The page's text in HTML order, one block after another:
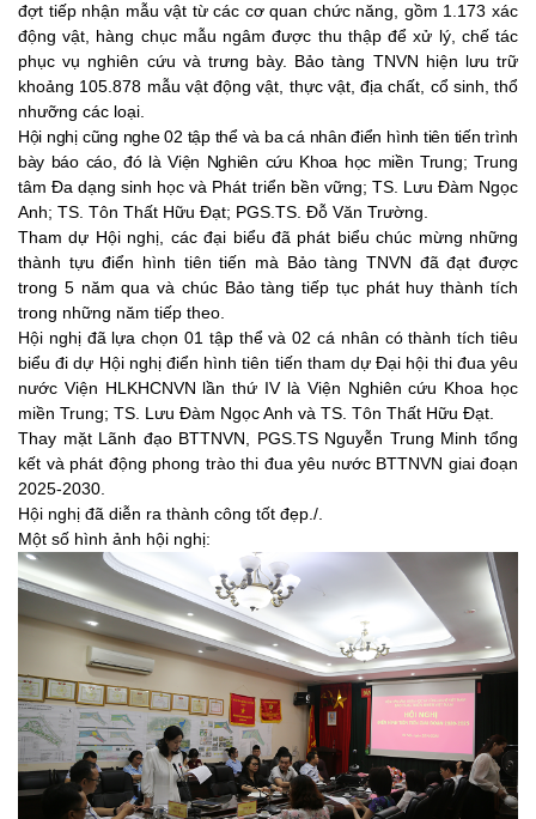
đợt tiếp nhận mẫu vật từ các cơ quan chức năng, gồm 1.173 xác
động vật, hàng chục mẫu ngâm được thu thập để xử lý, chế tác
phục vụ nghiên cứu và trưng bày. Bảo tàng TNVN hiện lưu trữ
khoảng 105.878 mẫu vật động vật, thực vật, địa chất, cổ sinh, thổ
nhưỡng các loại.
Hội nghị cũng nghe 02 tập thể và ba cá nhân điển hình tiên tiến trình
bày báo cáo, đó là Viện Nghiên cứu Khoa học miền Trung; Trung
tâm Đa dạng sinh học và Phát triển bền vững; TS. Lưu Đàm Ngọc
Anh; TS. Tôn Thất Hữu Đạt; PGS.TS. Đỗ Văn Trường.
Tham dự Hội nghị, các đại biểu đã phát biểu chúc mừng những
thành tựu điển hình tiên tiến mà Bảo tàng TNVN đã đạt được
trong 5 năm qua và chúc Bảo tàng tiếp tục phát huy thành tích
trong những năm tiếp theo.
Hội nghị đã lựa chọn 01 tập thể và 02 cá nhân có thành tích tiêu
biểu đi dự Hội nghị điển hình tiên tiến tham dự Đại hội thi đua yêu
nước Viện HLKHCNVN lần thứ IV là Viện Nghiên cứu Khoa học
miền Trung; TS. Lưu Đàm Ngọc Anh và TS. Tôn Thất Hữu Đạt.
Thay mặt Lãnh đạo BTTNVN, PGS.TS Nguyễn Trung Minh tổng
kết và phát động phong trào thi đua yêu nước BTTNVN giai đoạn
2025-2030.
Hội nghị đã diễn ra thành công tốt đẹp./.
Một số hình ảnh hội nghị: